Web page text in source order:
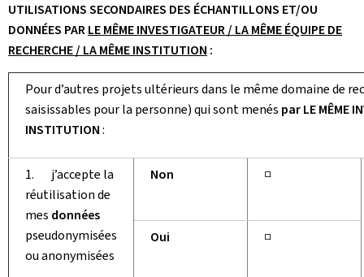
UTILISATIONS SECONDAIRES DES ÉCHANTILLONS ET/OU
DONNÉES PARLE MÊME INVESTIGATEUR / LA MÊME ÉQUIPE DE
RECHERCHE / LA MÊME INSTITUTION :
Pour d’autres projets ultérieurs dans le même domaine de
saisissables pour la personne) qui sont menés par LE MÊME
INSTITUTION:
1. j’accepte la
réutilisation de
mes données
pseudonymisées
ou anonymisées
Non □
Oui □